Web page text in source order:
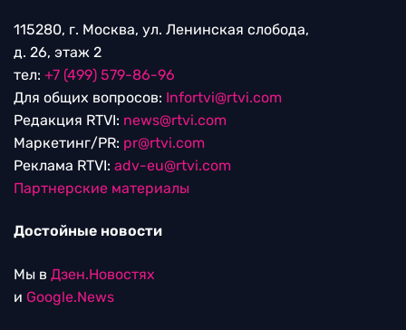
115280, г. Москва, ул. Ленинская слобода,
д. 26, этаж 2
тел: +7 (499) 579-86-96
Для общих вопросов: Infortvi@rtvi.com
Редакция RTVI: news@rtvi.com
Маркетинг/PR: pr@rtvi.com
Реклама RTVI: adv-eu@rtvi.com
Партнерские материалы
Достойные новости
Мы в Дзен.Новостях
и Google.News